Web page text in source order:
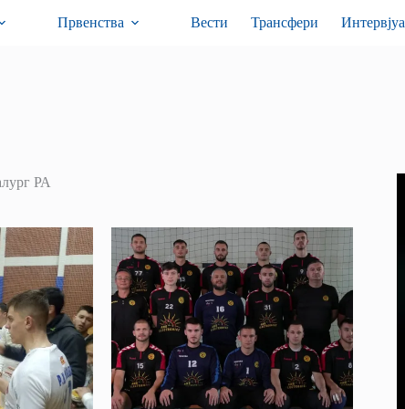
Првенства Вести Трансфери Интервјуа
РА